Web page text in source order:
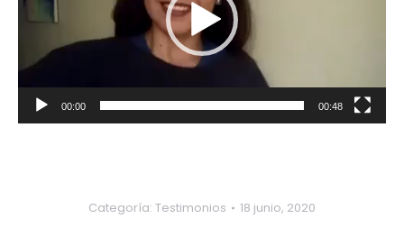
00:00 00:48
Categoría: Testimonios 18 junio, 2020